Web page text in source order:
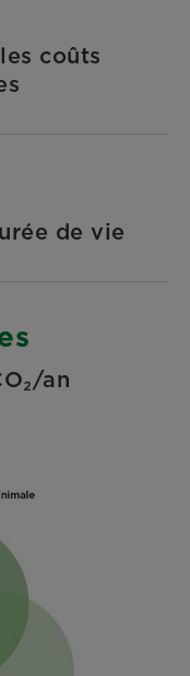
coûts
de vie
an